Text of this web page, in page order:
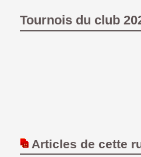
Tournois du club
Articles de cette